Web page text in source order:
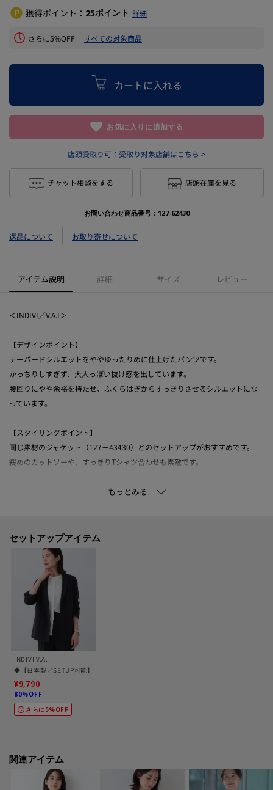
獲得ポイント： 25ポイント 詳細
さらに5%OFF すべての対象商品
カートに入れる
お気に入りに追加する
店頭受取り可： 受取り対象店舗はこちら >
チャット相談をする 店頭在庫を見る
お問い合わせ商品番号： 127-62430
返品について お取り寄せについて
アイテム説明 詳細 サイズ レビュー
＜INDIVI／V.A.I＞
【デザインポイント】
テーパードシルエットをややゆったりめに仕上げたパンツです。
かっちりしすぎず、大人っぽい抜け感を出しています。
腰回りにやや余裕を持たせ、ふくらはぎからすっきりさせるシルエットにな
っています。
【スタイリングポイント】
同じ素材のジャケット（127－43430）とのセットアップがおすすめです。
緩めのカットソーや、すっきりTシャツ合わせも素敵です。
無地素材と特殊なストライプ見えのする変化織りで2タイプの表情を持たせた
素材となっています。
【仕様】
・ポケット数：横×2 後ろ×2
・ショート丈の裏地あり
※照明の関係により、実際よりも色味が違って見える場合があります。また、
パソコン・スマートフォンなどの環境により、若干製品と画像のカラーが異
なる場合もございます。
【生地詳細】
生地の厚み：普通
洗濯方法：洗濯不可
セットアップアイテム
INDIVI V.A.I
◆【日本製／SETUP可能】コットン混カーディガンライクジャケット
¥9,790
80%OFF
さらに5%OFF
関連アイテム